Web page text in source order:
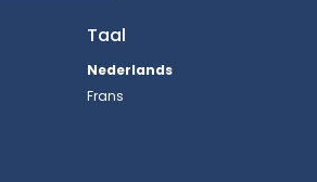
Taal
Nederlands
Frans